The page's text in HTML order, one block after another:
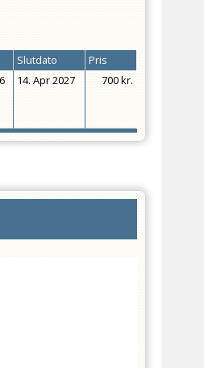
Slutdato
Pris
14. Apr 2027 700 kr.